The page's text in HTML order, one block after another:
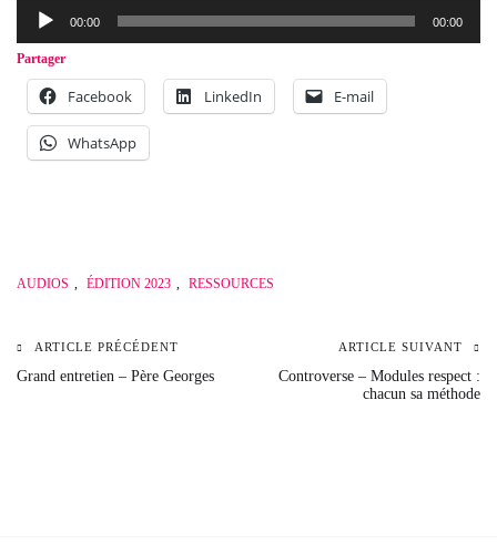
Lecteur
audio
00:00 00:00
Partager
Facebook LinkedIn E-mail
WhatsApp
AUDIOS , ÉDITION 2023 , RESSOURCES
Navigation
ARTICLE PRÉCÉDENT
Grand entretien – Père Georges
ARTICLE SUIVANT
Controverse – Modules respect :
chacun sa méthode